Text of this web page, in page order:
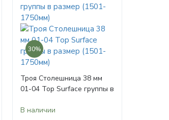
30%
Троя Столешница 38 мм
01-04 Top Surface группы в
В наличии